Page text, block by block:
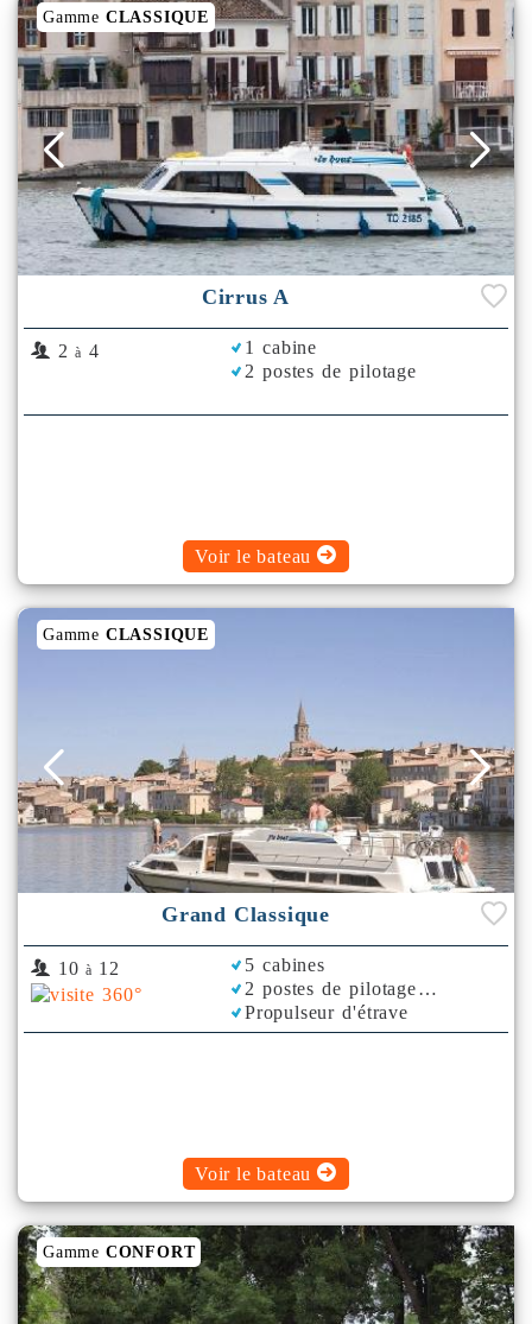
Gamme CLASSIQUE
Cirrus A
2 à 4
1 cabine
2 postes de pilotage
Voir le bateau
Gamme CLASSIQUE
Grand Classique
10 à 12
5 cabines
2 postes de pilotage
Propulseur d'étrave
Rafraichisseur d'Air
Voir le bateau
Gamme CONFORT